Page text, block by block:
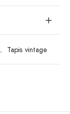
, Tapis vintage